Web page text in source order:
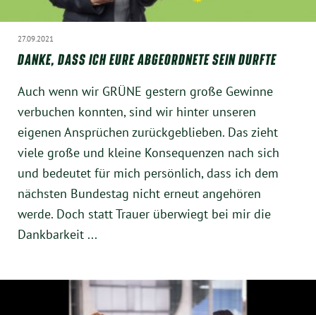
27.09.2021
DANKE, DASS ICH EURE ABGEORDNETE SEIN DURFTE
Auch wenn wir GRÜNE gestern große Gewinne
verbuchen konnten, sind wir hinter unseren
eigenen Ansprüchen zurückgeblieben. Das zieht
viele große und kleine Konsequenzen nach sich
und bedeutet für mich persönlich, dass ich dem
nächsten Bundestag nicht erneut angehören
werde. Doch statt Trauer überwiegt bei mir die
Dankbarkeit ...